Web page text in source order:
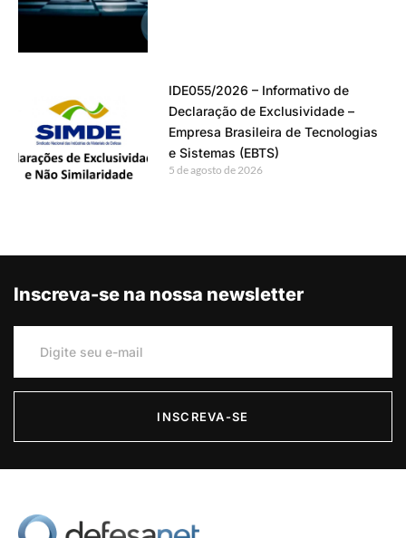
IDE055/2026 – Informativo de
Declaração de Exclusividade –
Empresa Brasileira de Tecnologias
e Sistemas (EBTS)
5 de agosto de 2026
Inscreva-se na nossa newsletter
INSCREVA-SE